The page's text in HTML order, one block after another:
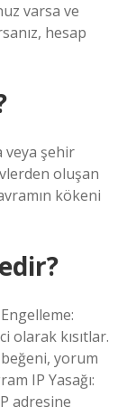
varsa ve
hesap
veya şehir
oluşan
kökeni
olarak kısıtlar.
yorum
IP Yasağı:
adresine